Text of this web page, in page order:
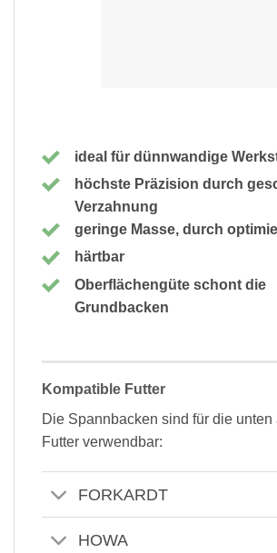
ideal für dünnwandige
höchste Präzision durch
Verzahnung
geringe Masse, durch
härtbar
Oberflächengüte schont die
Grundbacken
Kompatible Futter
Die Spannbacken sind für die unten
Futter verwendbar:
FORKARDT
HOWA